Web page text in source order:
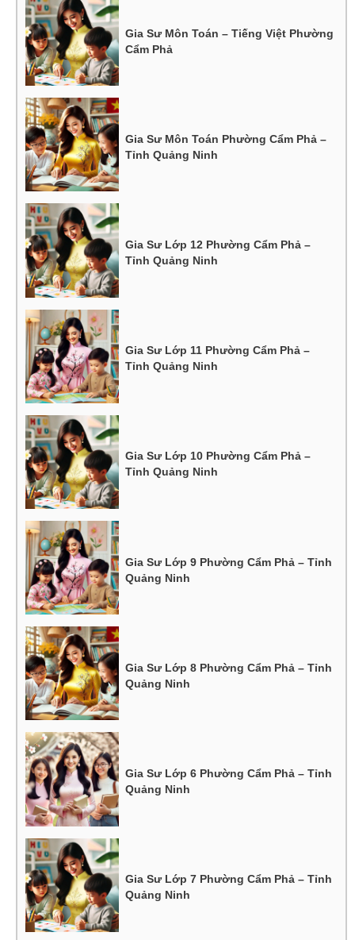
Gia Sư Môn Toán – Tiếng Việt Phường
Cẩm Phả
Gia Sư Môn Toán Phường Cẩm Phả –
Tỉnh Quảng Ninh
Gia Sư Lớp 12 Phường Cẩm Phả –
Tỉnh Quảng Ninh
Gia Sư Lớp 11 Phường Cẩm Phả –
Tỉnh Quảng Ninh
Gia Sư Lớp 10 Phường Cẩm Phả –
Tỉnh Quảng Ninh
Gia Sư Lớp 9 Phường Cẩm Phả – Tỉnh
Quảng Ninh
Gia Sư Lớp 8 Phường Cẩm Phả – Tỉnh
Quảng Ninh
Gia Sư Lớp 6 Phường Cẩm Phả – Tỉnh
Quảng Ninh
Gia Sư Lớp 7 Phường Cẩm Phả – Tỉnh
Quảng Ninh